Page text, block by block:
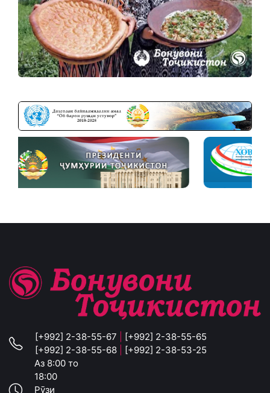
[+992] 2-38-55-67
[+992] 2-38-55-65
[+992] 2-38-55-68
[+992] 2-38-53-25
Аз 8:00 то
18:00
Рӯзи